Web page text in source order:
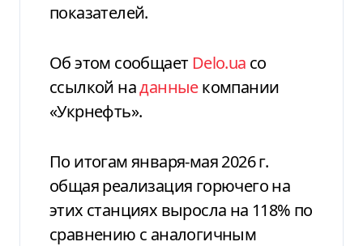
показателей.
Об этом сообщает Delo.ua со
ссылкой наданныекомпании
«Укрнефть».
По итогам января-мая 2026 г.
общая реализация горючего на
этих станциях выросла на 118% по
сравнению с аналогичным